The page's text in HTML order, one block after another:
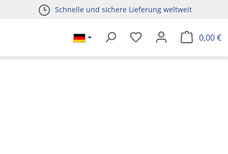
Schnelle und sichere Lieferung weltweit
0,00 €